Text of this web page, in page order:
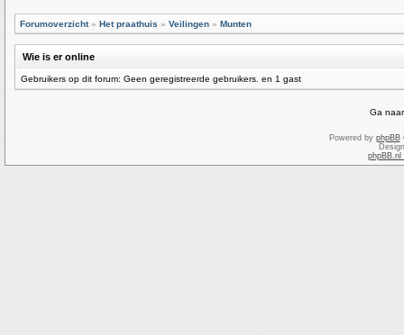
Forumoverzicht» Het praathuis » Veilingen » Munten
Wie is er online
Gebruikers op dit forum: Geen geregistreerde gebruikers. en 1 gast
Ga
Powered by phpBB
phpBB.nl